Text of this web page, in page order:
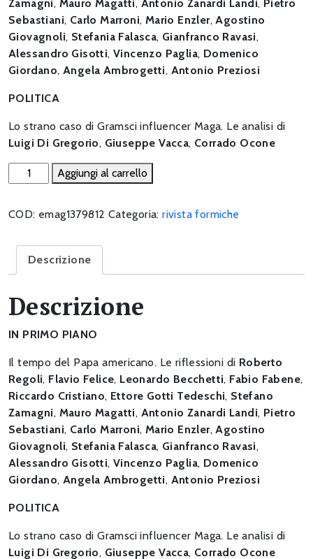
Zamagni, Mauro Magatti, Antonio Zanardi Landi, Pietro
Sebastiani, Carlo Marroni, Mario Enzler, Agostino
Giovagnoli, Stefania Falasca, Gianfranco Ravasi,
Alessandro Gisotti,Vincenzo Paglia, Domenico
Giordano, Angela Ambrogetti, Antonio Preziosi
POLITICA
Lo strano caso di Gramsci influencer Maga. Le analisi di
Luigi Di Gregorio, Giuseppe Vacca, Corrado Ocone
Leone
XIV.
una
dottrina
sociale
geopolitica)
Chiesa
Aggiungi al carrello
COD: emag1379812 Categoria:rivista formiche
Descrizione
Descrizione
IN PRIMO PIANO
Il tempo del Papa americano. Le riflessioni di Roberto
Regoli, Flavio Felice, Leonardo Becchetti, Fabio Fabene,
Riccardo Cristiano, Ettore Gotti Tedeschi, Stefano
Zamagni, Mauro Magatti, Antonio Zanardi Landi, Pietro
Sebastiani, Carlo Marroni, Mario Enzler, Agostino
Giovagnoli, Stefania Falasca, Gianfranco Ravasi,
Alessandro Gisotti,Vincenzo Paglia, Domenico
Giordano, Angela Ambrogetti, Antonio Preziosi
POLITICA
Lo strano caso di Gramsci influencer Maga. Le analisi di
Luigi Di Gregorio, Giuseppe Vacca, Corrado Ocone